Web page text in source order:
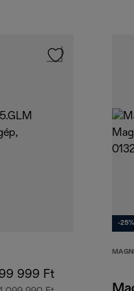
999 Ft
-25%